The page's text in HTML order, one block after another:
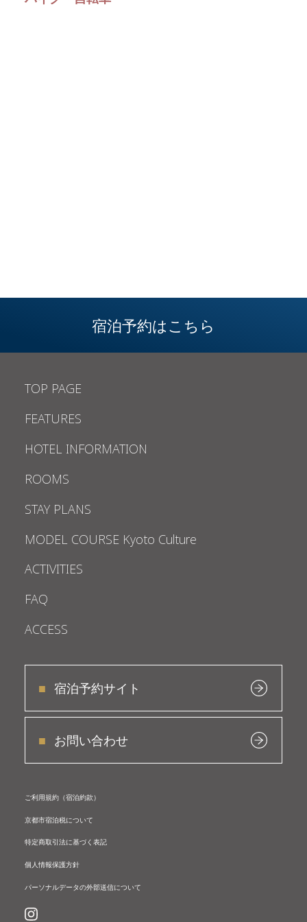
宿泊予約はこちら
TOP PAGE
FEATURES
HOTEL INFORMATION
ROOMS
STAY PLANS
MODEL COURSE Kyoto Culture
ACTIVITIES
FAQ
ACCESS
宿泊予約サイト
お問い合わせ
ご利用規約（宿泊約款）
京都市宿泊税について
特定商取引法に基づく表記
個人情報保護方針
パーソナルデータの外部送信について